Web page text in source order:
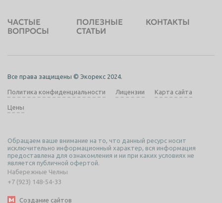
ЧАСТЫЕ
ВОПРОСЫ
ПОЛЕЗНЫЕ
СТАТЬИ
КОНТАКТЫ
Все права защищены © Экорекс 2024.
Политика конфиденциальности Лицензии Карта сайта
Цены
Обращаем ваше внимание на то, что данный ресурс носит
исключительно информационный характер, вся информация
предоставлена для ознакомления и ни при каких условиях не
является публичной офертой.
Набережные Челны
+7 (923) 148-54-33
Создание сайтов